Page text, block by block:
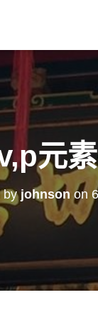
元
byjohnson on